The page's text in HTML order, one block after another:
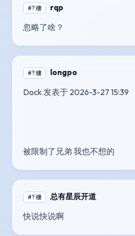
#? 樓 rqp
忽略了啥？
#? 樓 longpo
Dock 发表于 2026-3-27 15:39
被限制了兄弟 我也不想的
#? 樓 总有星辰开道
快说快说啊